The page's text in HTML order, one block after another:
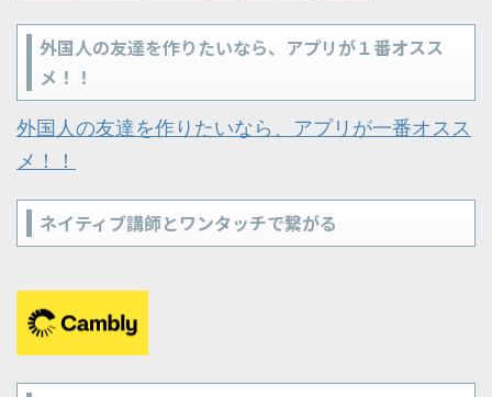
外国人の友達を作りたいなら、アプリが１番オスス
メ！！
外国人の友達を作りたいなら、アプリが一番オスス
メ！！
ネイティブ講師とワンタッチで繋がる